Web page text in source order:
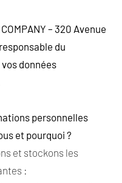
COMPANY – 320 Avenue
du
données
personnelles
et pourquoi ?
et stockons les
: